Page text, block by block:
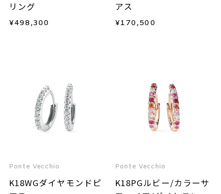
リング
¥498,300
アス
¥170,500
Ponte Vecchio
K18WGダイヤモンドピ
Ponte Vecchio
K18PGルビー/カラーサ